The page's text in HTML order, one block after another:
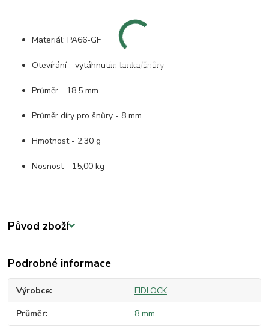
Materiál: PA66-GF
Otevírání - vytáhnutím lanka/šnůry
Průměr - 18,5 mm
Průměr díry pro šnůry - 8 mm
Hmotnost - 2,30 g
Nosnost - 15,00 kg
Původ zboží
Podrobné informace
Výrobce FIDLOCK
Průměr 8 mm